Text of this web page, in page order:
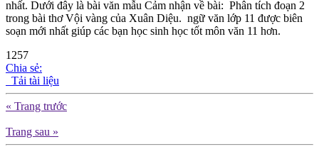
nhất. Dưới đây là bài văn mẫu Cảm nhận về bài: Phân tích đoạn 2
trong bài thơ Vội vàng của Xuân Diệu. ngữ văn lớp 11 được biên
soạn mới nhất giúp các bạn học sinh học tốt môn văn 11 hơn.
1257
Chia sẻ:
Tải tài liệu
« Trang trước
Trang sau »